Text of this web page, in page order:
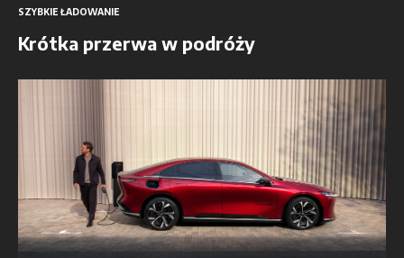
SZYBKIE ŁADOWANIE
Krótka przerwa w podróży